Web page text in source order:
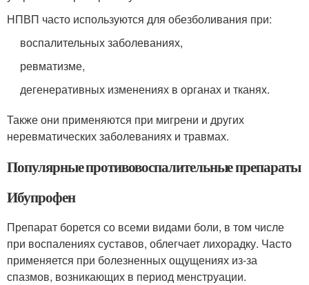
НПВП часто используются для обезболивания при:
воспалительных заболеваниях,
ревматизме,
дегенеративных изменениях в органах и тканях.
Также они применяются при мигрени и других
неревматических заболеваниях и травмах.
Популярные противовоспалительные препараты
Ибупрофен
Препарат борется со всеми видами боли, в том числе
при воспалениях суставов, облегчает лихорадку. Часто
применяется при болезненных ощущениях из-за
спазмов, возникающих в период менструации.